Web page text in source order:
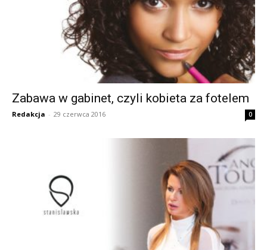
Zabawa w gabinet, czyli kobieta za fotelem
Redakcja - 29 czerwca 2016 0